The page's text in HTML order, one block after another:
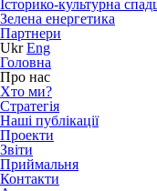
Історико-культурна
Зелена енергетика
Партнери
Ukr Eng
Головна
Про нас
Хто ми?
Стратегія
Наші публікації
Проекти
Звіти
Приймальня
Контакти